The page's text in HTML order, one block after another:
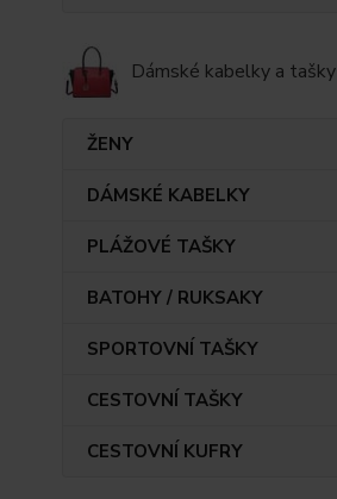
Dámské kabelky a tašky
ŽENY
DÁMSKÉ KABELKY
PLÁŽOVÉ TAŠKY
BATOHY / RUKSAKY
SPORTOVNÍ TAŠKY
CESTOVNÍ TAŠKY
CESTOVNÍ KUFRY